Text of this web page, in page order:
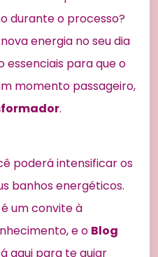
durante o processo?
energia no seu dia
essenciais para que o
momento passageiro,
.
poderá intensificar os
banhos energéticos.
um convite à
e o Blog
aqui para te guiar